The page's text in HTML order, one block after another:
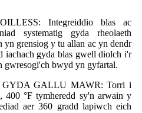
Integreiddio blas ac
systematig gyda rheolaeth
grensiog y tu allan ac yn dendr
gyda blas gwell diolch i'r
gwresogi'ch bwyd yn gyfartal.
GALLU MAWR: Torri i
400 °F tymheredd sy'n arwain y
aer 360 gradd lapiwch eich